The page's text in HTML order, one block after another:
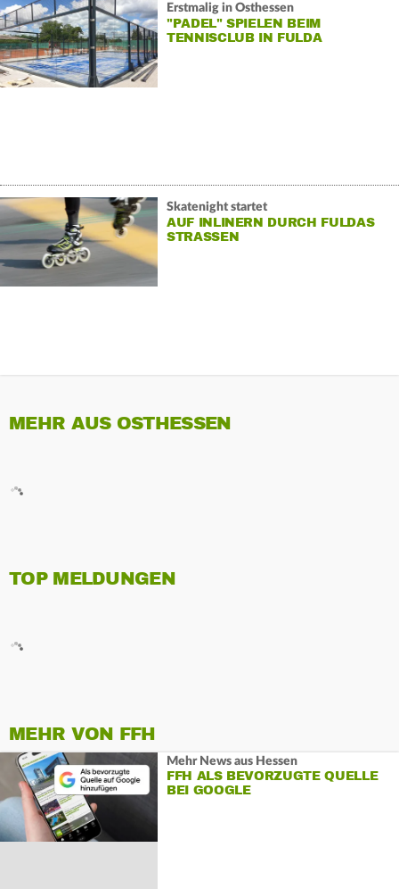
Erstmalig in Osthessen
"PADEL" SPIELEN BEIM
TENNISCLUB IN FULDA
Skatenight startet
AUF INLINERN DURCH FULDAS
STRASSEN
MEHR AUS OSTHESSEN
TOP MELDUNGEN
MEHR VON FFH
Mehr News aus Hessen
FFH ALS BEVORZUGTE QUELLE
BEI GOOGLE